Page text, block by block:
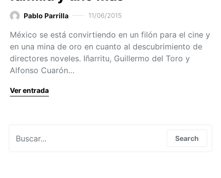
Pablo Parrilla 11/06/2015
México se está convirtiendo en un filón para el cine y
en una mina de oro en cuanto al descubrimiento de
directores noveles. Iñarritu, Guillermo del Toro y
Alfonso Cuarón…
Ver entrada
Search